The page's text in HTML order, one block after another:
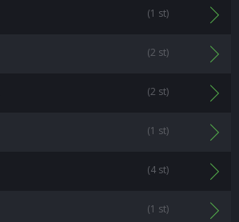
(1 st)
(2 st)
(2 st)
(1 st)
(4 st)
(1 st)